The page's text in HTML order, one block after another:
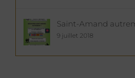
Saint-Amand
9 juillet 2018